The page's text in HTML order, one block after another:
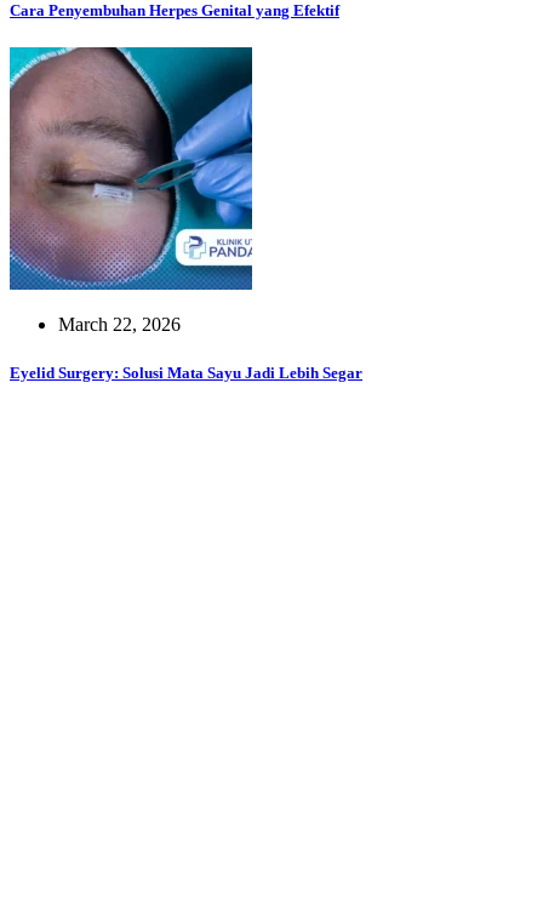
Cara Penyembuhan Herpes Genital yang Efektif
March 22, 2026
Eyelid Surgery: Solusi Mata Sayu Jadi Lebih Segar